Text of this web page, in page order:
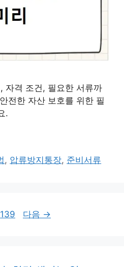
자격 조건, 필요한 서류까
전한 자산 보호를 위한 필
.
, 압류방지통장, 준비서류
페
139 다음 →